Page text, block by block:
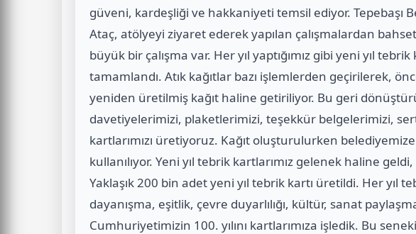
güveni, kardeşliği ve hakkaniyeti temsil ediyor. Tepebaşı
Ataç, atölyeyi ziyaret ederek yapılan çalışmalardan
büyük bir çalışma var. Her yıl yaptığımız gibi yeni yıl tebrik
tamamlandı. Atık kağıtlar bazı işlemlerden geçirilerek,
yeniden üretilmiş kağıt haline getiriliyor. Bu geri
davetiyelerimizi, plaketlerimizi, teşekkür belgelerimizi,
kartlarımızı üretiyoruz. Kağıt oluşturulurken
kullanılıyor. Yeni yıl tebrik kartlarımız gelenek haline
Yaklaşık 200 bin adet yeni yıl tebrik kartı üretildi. Her yıl
dayanışma, eşitlik, çevre duyarlılığı, kültür, sanat
Cumhuriyetimizin 100. yılını kartlarımıza işledik. Bu